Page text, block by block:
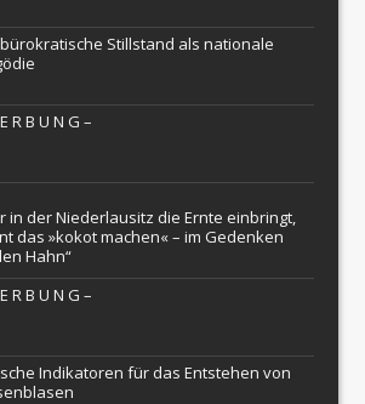
Stillstand als nationale
R Β U Ν G –
in der Niederlausitz die Ernte einbringt,
das »kokot machen« – im Gedenken
Hahn“
R Β U Ν G –
Indikatoren für das Entstehen von